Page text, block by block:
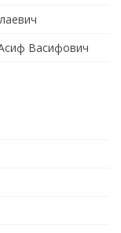
Васифович